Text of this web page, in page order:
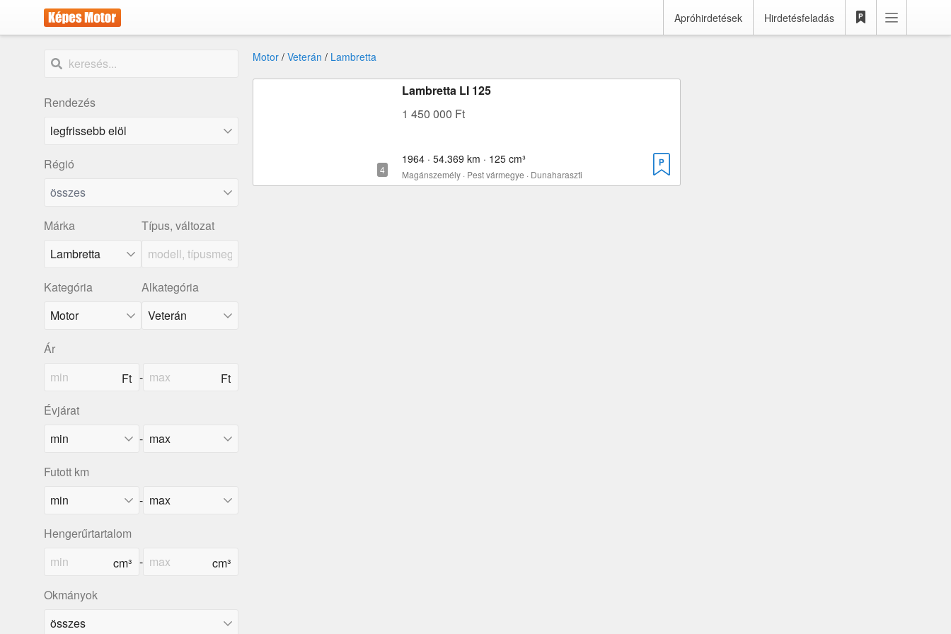
Apróhirdetések Hirdetésfeladás
Rendezés
Régió
összes
Márka
Lambretta
Típus, változat
Kategória Alkategória
Ár
-
Évjárat
-
Futott km
-
Hengerűrtartalom
-
Okmányok
Motor / Veterán / Lambretta
Lambretta LI 125
1 450 000 Ft
1964 · 54.369 km · 125 cm³
Magánszemély · Pest vármegye · Dunaharaszti